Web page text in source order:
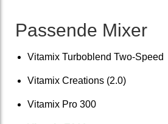
Passende Mixer
Vitamix Turbo­blend Two-Speed
Vitamix Creations (2.0)
Vitamix Pro 300